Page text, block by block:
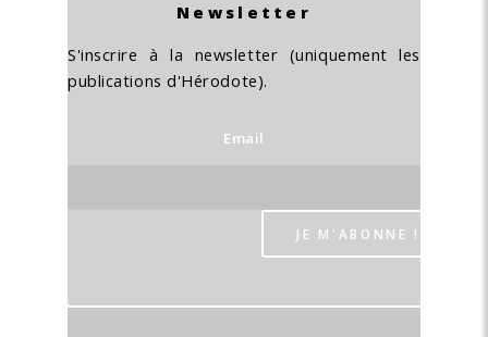
Newsletter
S'inscrire à la newsletter (uniquement les
publications d'Hérodote).
Email